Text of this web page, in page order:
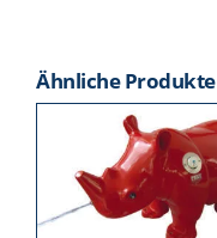
Ähnliche Produkte